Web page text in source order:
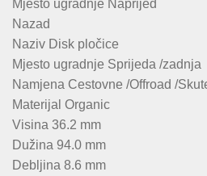
Mjesto ugradnje Naprijed
Nazad
Naziv Disk pločice
Mjesto ugradnje Sprijeda /zadnja
Namjena Cestovne /Offroad /
Materijal Organic
Visina 36.2 mm
Dužina 94.0 mm
Debljina 8.6 mm